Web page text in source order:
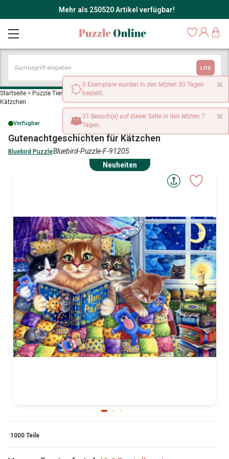
Mehr als 250520 Artikel verfügbar!
LOS
Startseite > Puzzle Tiere - Comics und Zeichnungen
Kätzchen
Verfügbar
Gutenachtgeschichten für Kätzchen
Bluebird PuzzleBluebird-Puzzle-F-91205
Neuheiten
1000 Teile
×
3 Exemplare wurden in den letzten 30 Tagen
bestellt.
×
31 Besuch(e) auf dieser Seite in den letzten 7
Tagen.